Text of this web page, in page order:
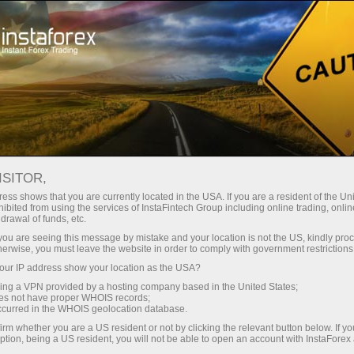
Трейдерам Форекс аналитика Фотоновости
15:12 2017-11-08
ИНВЕСТИЦИИ В ИСКУССТВО:
СОВЕТЫ ЭКСПЕРТОВ
shows that you are currently located in the USA. If you are a resident of the
from using the services of InstaFintech Group including online trading,
of funds, etc.
are seeing this message by mistake and your location is not the US, kindly
you must leave the website in order to comply with government
IP address show your location as the USA?
a VPN provided by a hosting company based in the United States;
not have proper WHOIS records;
in the WHOIS geolocation database.
whether you are a US resident or not by clicking the relevant button below. If
being a US resident, you will not be able to open an account with InstaForex